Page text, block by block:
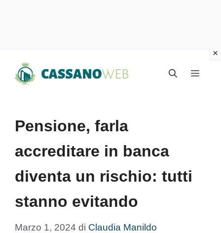
Menu
Pensione, farla
accreditare in banca
diventa un rischio: tutti
stanno evitando
Marzo 1, 2024 di Claudia Manildo